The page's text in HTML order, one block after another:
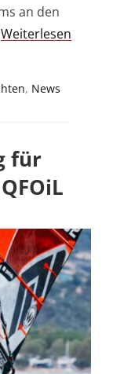
an den
Weiterlesen
, News
für